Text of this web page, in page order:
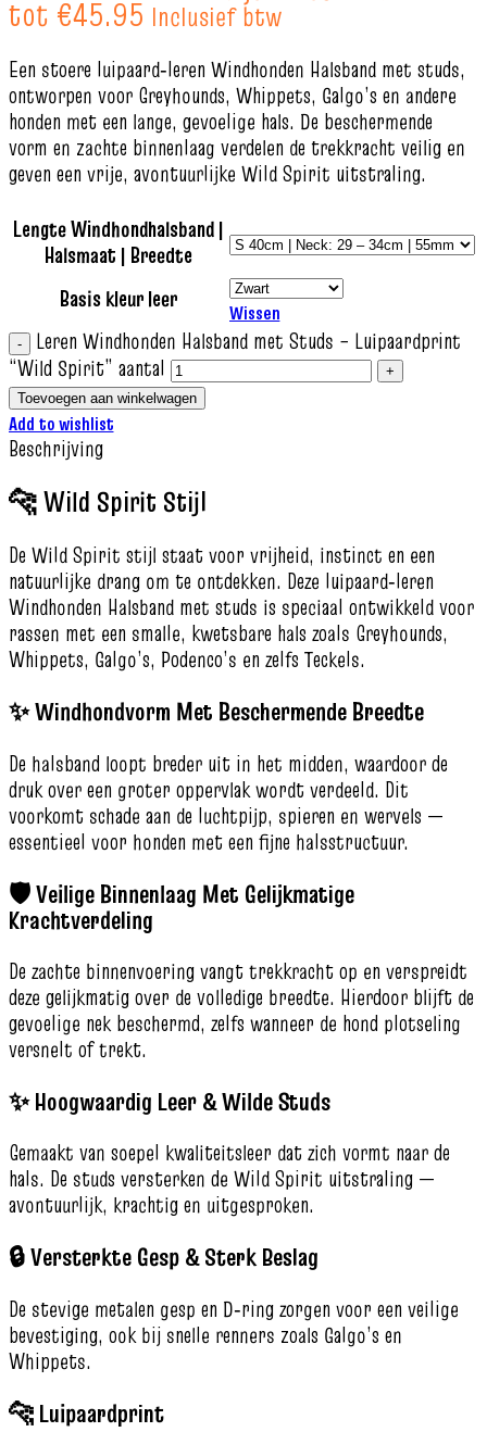
tot €45.95 Inclusief btw
Een stoere luipaard‑leren Windhonden Halsband met studs,
ontworpen voor Greyhounds, Whippets, Galgo’s en andere
honden met een lange, gevoelige hals. De beschermende
vorm en zachte binnenlaag verdelen de trekkracht veilig en
geven een vrije, avontuurlijke Wild Spirit uitstraling.
Lengte Windhondhalsband |
Halsmaat | Breedte
Basis kleur leer
Wissen
Leren Windhonden Halsband met Studs – Luipaardprint
“Wild Spirit” aantal
Toevoegen aan winkelwagen
Add to wishlist
Beschrijving
🐆 Wild Spirit Stijl
De Wild Spirit stijl staat voor vrijheid, instinct en een
natuurlijke drang om te ontdekken. Deze luipaard‑leren
Windhonden Halsband met studs is speciaal ontwikkeld voor
rassen met een smalle, kwetsbare hals zoals Greyhounds,
Whippets, Galgo’s, Podenco’s en zelfs Teckels.
✨ Windhondvorm Met Beschermende Breedte
De halsband loopt breder uit in het midden, waardoor de
druk over een groter oppervlak wordt verdeeld. Dit
voorkomt schade aan de luchtpijp, spieren en wervels —
essentieel voor honden met een fijne halsstructuur.
🛡️ Veilige Binnenlaag Met Gelijkmatige
Krachtverdeling
De zachte binnenvoering vangt trekkracht op en verspreidt
deze gelijkmatig over de volledige breedte. Hierdoor blijft de
gevoelige nek beschermd, zelfs wanneer de hond plotseling
versnelt of trekt.
✨ Hoogwaardig Leer & Wilde Studs
Gemaakt van soepel kwaliteitsleer dat zich vormt naar de
hals. De studs versterken de Wild Spirit uitstraling —
avontuurlijk, krachtig en uitgesproken.
🔒 Versterkte Gesp & Sterk Beslag
De stevige metalen gesp en D‑ring zorgen voor een veilige
bevestiging, ook bij snelle renners zoals Galgo’s en
Whippets.
🐆 Luipaardprint